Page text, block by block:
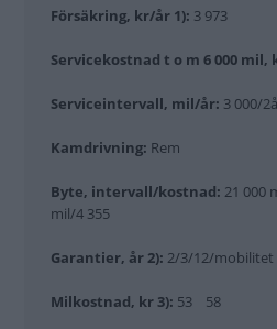
Försäkring, kr/år 1): 3 973
Servicekostnad t o m 6 000 mil,
Serviceintervall, mil/år: 3 000/
Kamdrivning: Rem
Byte, intervall/kostnad: 21 000
mil/4 355
Garantier, år 2): 2/3/12/
Milkostnad, kr 3): 53 58